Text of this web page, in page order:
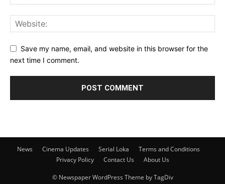
Save my name, email, and website in this browser for the
next time I comment.
News Cinema Updates Serial Loka
Terms and Conditions
Privacy Policy
Contact Us About Us
© Newspaper WordPress Theme by TagDiv